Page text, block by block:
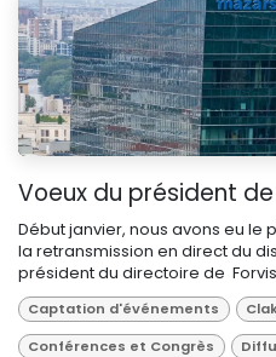
Voeux du président
Début janvier, nous avons eu le
la retransmission en direct du
président du directoire de
Captation d'événements
Conférences et Congrès